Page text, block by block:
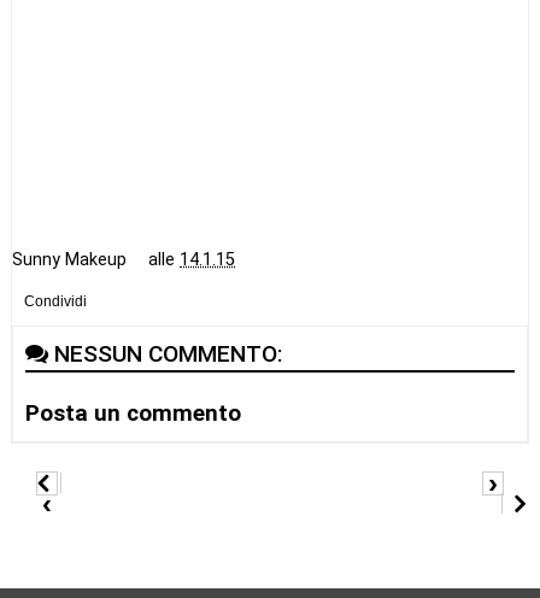
Sunny Makeup alle 14.1.15
Condividi
NESSUN COMMENTO:
Posta un commento
‹
›